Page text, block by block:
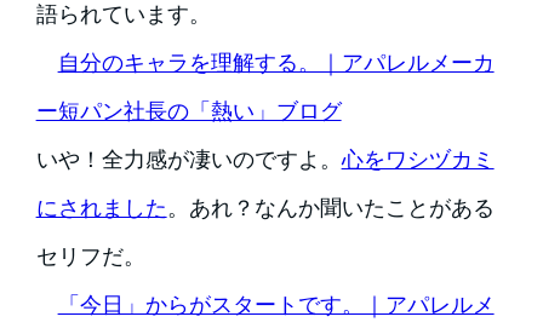
語られています。
自分のキャラを理解する。｜アパレルメーカ
ー短パン社長の「熱い」ブログ
いや！全力感が凄いのですよ。心をワシヅカミ
にされました。あれ？なんか聞いたことがある
セリフだ。
「今日」からがスタートです。｜アパレルメ